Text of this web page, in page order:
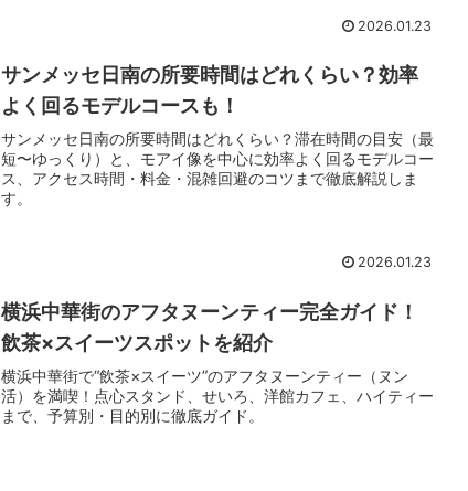
2026.01.23
サンメッセ日南の所要時間はどれくらい？効率
よく回るモデルコースも！
サンメッセ日南の所要時間はどれくらい？滞在時間の目安（最
短〜ゆっくり）と、モアイ像を中心に効率よく回るモデルコー
ス、アクセス時間・料金・混雑回避のコツまで徹底解説しま
す。
2026.01.23
横浜中華街のアフタヌーンティー完全ガイド！
飲茶×スイーツスポットを紹介
横浜中華街で“飲茶×スイーツ”のアフタヌーンティー（ヌン
活）を満喫！点心スタンド、せいろ、洋館カフェ、ハイティー
まで、予算別・目的別に徹底ガイド。